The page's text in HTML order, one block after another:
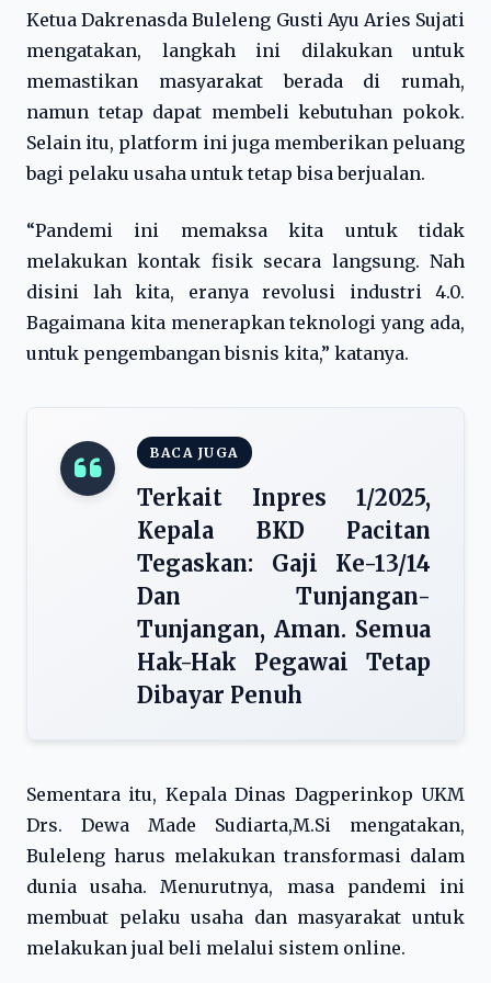
Ketua Dakrenasda Buleleng Gusti Ayu Aries Sujati
mengatakan, langkah ini dilakukan untuk
memastikan masyarakat berada di rumah,
namun tetap dapat membeli kebutuhan pokok.
Selain itu, platform ini juga memberikan peluang
bagi pelaku usaha untuk tetap bisa berjualan.
“Pandemi ini memaksa kita untuk tidak
melakukan kontak fisik secara langsung. Nah
disini lah kita, eranya revolusi industri 4.0.
Bagaimana kita menerapkan teknologi yang ada,
untuk pengembangan bisnis kita,” katanya.
BACA JUGA
Terkait Inpres 1/2025,
Kepala BKD Pacitan
Tegaskan: Gaji Ke-13/14
Dan Tunjangan-
Tunjangan, Aman. Semua
Hak-Hak Pegawai Tetap
Dibayar Penuh
Sementara itu, Kepala Dinas Dagperinkop UKM
Drs. Dewa Made Sudiarta,M.Si mengatakan,
Buleleng harus melakukan transformasi dalam
dunia usaha. Menurutnya, masa pandemi ini
membuat pelaku usaha dan masyarakat untuk
melakukan jual beli melalui sistem online.